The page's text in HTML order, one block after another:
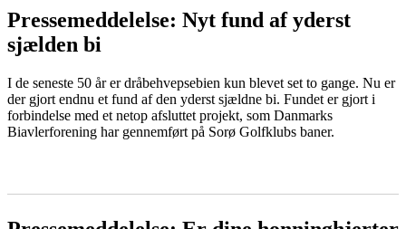
Pressemeddelelse: Nyt fund af yderst
sjælden bi
I de seneste 50 år er dråbehvepsebien kun blevet set to gange. Nu er
der gjort endnu et fund af den yderst sjældne bi. Fundet er gjort i
forbindelse med et netop afsluttet projekt, som Danmarks
Biavlerforening har gennemført på Sorø Golfklubs baner.